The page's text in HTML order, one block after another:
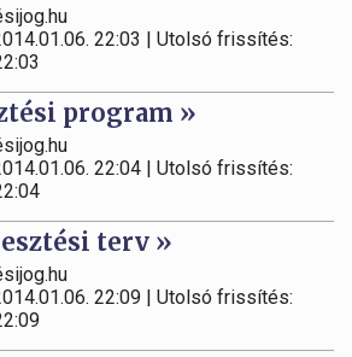
22:03 | Utolsó frissítés:
program »
22:04 | Utolsó frissítés:
terv »
22:09 | Utolsó frissítés: